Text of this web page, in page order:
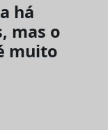
há
mas o
muito